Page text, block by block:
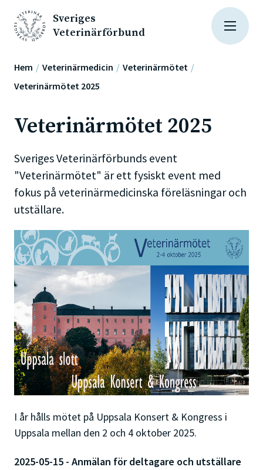
Sveriges
Veterinärförbund
Hem Veterinärmedicin
Veterinärmötet
Veterinärmötet 2025
Veterinärmötet 2025
Sveriges Veterinärförbunds event
"Veterinärmötet" är ett fysiskt event med
fokus på veterinärmedicinska föreläsningar och
utställare.
I år hålls mötet på Uppsala Konsert & Kongress i
Uppsala mellan den 2 och 4 oktober 2025.
2025-05-15 - Anmälan för deltagare och utställare